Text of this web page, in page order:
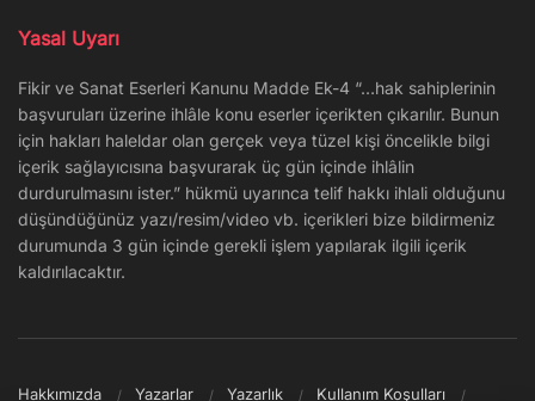
Yasal Uyarı
Fikir ve Sanat Eserleri Kanunu Madde Ek-4 “…hak sahiplerinin
başvuruları üzerine ihlâle konu eserler içerikten çıkarılır. Bunun
için hakları haleldar olan gerçek veya tüzel kişi öncelikle bilgi
içerik sağlayıcısına başvurarak üç gün içinde ihlâlin
durdurulmasını ister.” hükmü uyarınca telif hakkı ihlali olduğunu
düşündüğünüz yazı/resim/video vb. içerikleri bize bildirmeniz
durumunda 3 gün içinde gerekli işlem yapılarak ilgili içerik
kaldırılacaktır.
Hakkımızda Yazarlar Yazarlık Kullanım Koşulları